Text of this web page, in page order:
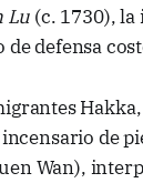
Lu (c. 1730),
defensa
de
Wan),